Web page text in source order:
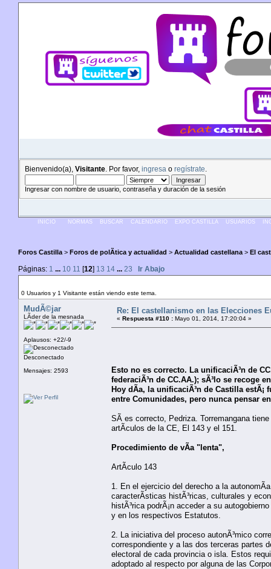
Bienvenido(a), Visitante . Por favor, ingresa o regístrate
Ingresar con nombre de usuario, contraseña y duración de la sesión
INICIO NORMAS BUSCAR CALENDARIO EXPO CASTILLA USUARIOS
Foros Castilla > Foros de polÃ­tica y actualidad > Actualidad castellana > El
Páginas: 1 ... 10 11 [12] 13 14 ... 23
Ir Abajo
0 Usuarios y 1 Visitante están viendo este tema.
MudÃ©jar
LÃ­der de la mesnada
Aplausos: +22/-9
Desconectado
Mensajes: 2593
Re: El castellanismo en las Elecciones
« Respuesta #110 : Mayo 01, 2014, 17:20:04 »
Esto no es correcto. La unificaciÃ³n de
federaciÃ³n de CC.AA.); sÃ³lo se recoge
Hoy dÃ­a, la unificaciÃ³n de Castilla estÃ¡
entre Comunidades, pero nunca pensar
SÃ­ es correcto, Pedriza. Torremangana
artÃ­culos de la CE, El 143 y el 151.
Procedimiento de vÃ­a "lenta",
ArtÃ­culo 143
1. En el ejercicio del derecho a la
caracterÃ­sticas histÃ³ricas, culturales y
histÃ³rica podrÃ¡n acceder a su
y en los respectivos Estatutos.
2. La iniciativa del proceso autonÃ³mico
correspondiente y a las dos terceras partes
electoral de cada provincia o isla. Estos
adoptado al respecto por alguna de las